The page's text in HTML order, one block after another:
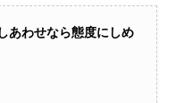
あわせなら態度にしめ